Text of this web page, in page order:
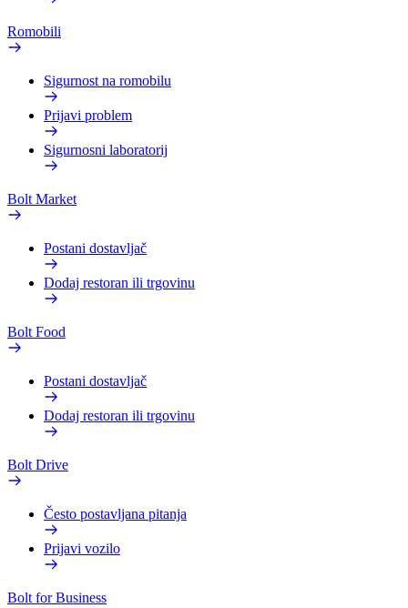
Romobili
Sigurnost na romobilu
Prijavi problem
Sigurnosni laboratorij
Bolt Market
Postani dostavljač
Dodaj restoran ili trgovinu
Bolt Food
Postani dostavljač
Dodaj restoran ili trgovinu
Bolt Drive
Često postavljana pitanja
Prijavi vozilo
Bolt for Business